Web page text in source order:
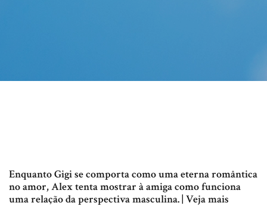
Enquanto Gigi se comporta como uma eterna romântica
no amor, Alex tenta mostrar à amiga como funciona
uma relação da perspectiva masculina. | Veja mais